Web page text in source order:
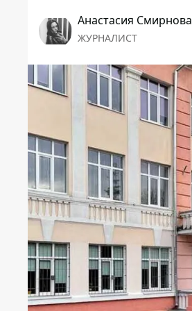
Анастасия Смирнова
ЖУРНАЛИСТ